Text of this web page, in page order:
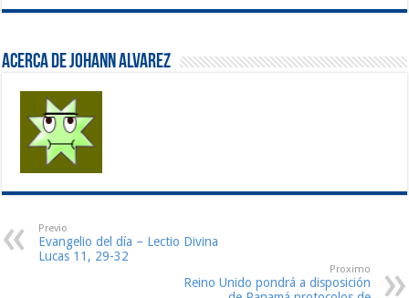
Acerca de Johann Alvarez
Previo
Evangelio del día – Lectio Divina
Lucas 11, 29-32
Proximo
Reino Unido pondrá a disposición